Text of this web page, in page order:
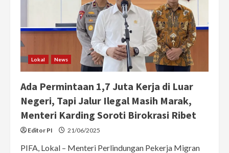
Lokal News
Ada Permintaan 1,7 Juta Kerja di Luar
Negeri, Tapi Jalur Ilegal Masih Marak,
Menteri Karding Soroti Birokrasi Ribet
Editor PI 21/06/2025
PIFA, Lokal – Menteri Perlindungan Pekerja Migran